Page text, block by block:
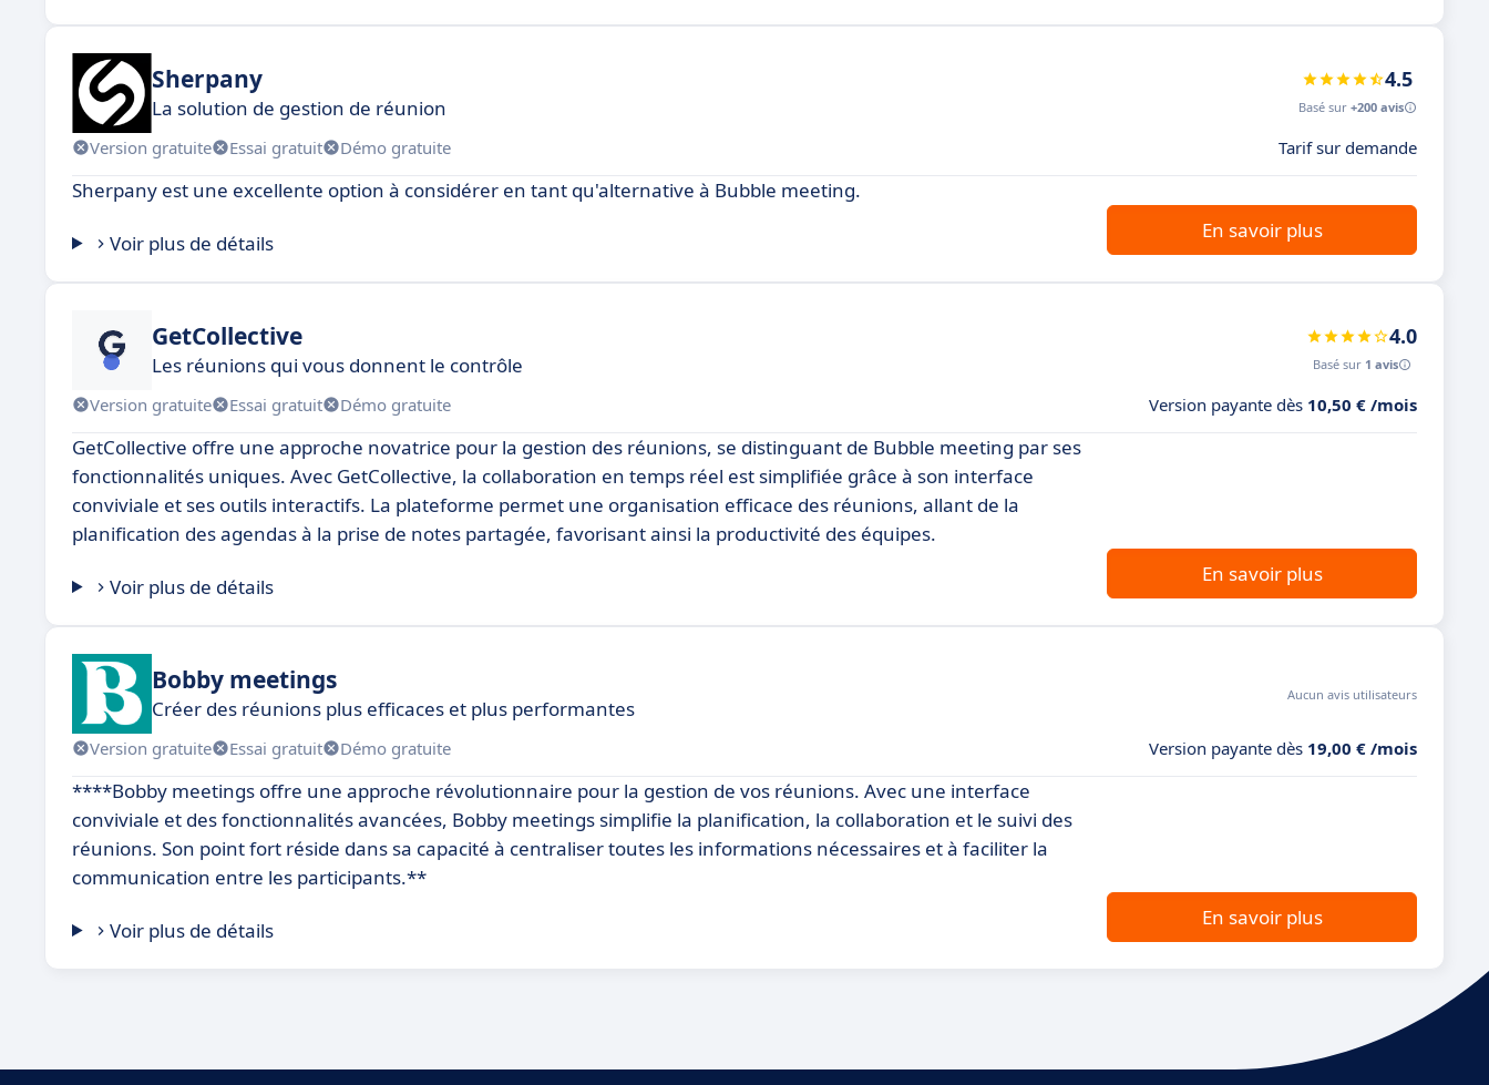
Sherpany
La solution de gestion de réunion
4.5
Basé sur +200 avis
Version gratuite Essai gratuit Démo gratuite Tarif sur demande
Sherpany est une excellente option à considérer en tant qu'alternative à Bubble meeting.
Voir plus de détails
En savoir plus
GetCollective
Les réunions qui vous donnent le contrôle
4.0
Basé sur 1 avis
Version gratuite Essai gratuit Démo gratuite Version payante dès 10,50 € /mois
GetCollective offre une approche novatrice pour la gestion des réunions, se distinguant de Bubble meeting par ses
fonctionnalités uniques. Avec GetCollective, la collaboration en temps réel est simplifiée grâce à son interface
conviviale et ses outils interactifs. La plateforme permet une organisation efficace des réunions, allant de la
planification des agendas à la prise de notes partagée, favorisant ainsi la productivité des équipes.
Voir plus de détails
En savoir plus
Bobby meetings
Créer des réunions plus efficaces et plus performantes
Aucun avis utilisateurs
Version gratuite Essai gratuit Démo gratuite Version payante dès 19,00 € /mois
****Bobby meetings offre une approche révolutionnaire pour la gestion de vos réunions. Avec une interface
conviviale et des fonctionnalités avancées, Bobby meetings simplifie la planification, la collaboration et le suivi des
réunions. Son point fort réside dans sa capacité à centraliser toutes les informations nécessaires et à faciliter la
communication entre les participants.**
Voir plus de détails
En savoir plus